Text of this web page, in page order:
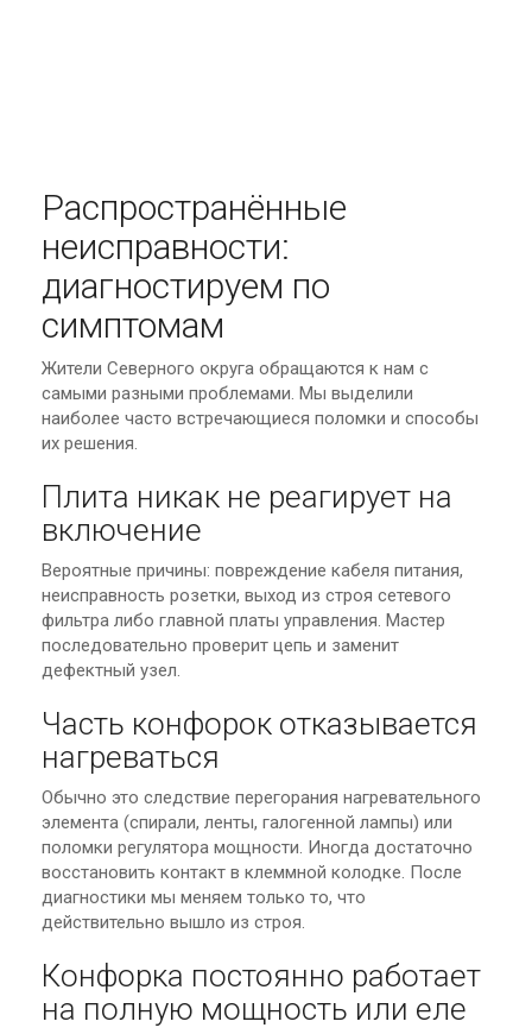
Распространённые
неисправности:
диагностируем по
симптомам
Жители Северного округа обращаются к нам с
самыми разными проблемами. Мы выделили
наиболее часто встречающиеся поломки и способы
их решения.
Плита никак не реагирует на
включение
Вероятные причины: повреждение кабеля питания,
неисправность розетки, выход из строя сетевого
фильтра либо главной платы управления. Мастер
последовательно проверит цепь и заменит
дефектный узел.
Часть конфорок отказывается
нагреваться
Обычно это следствие перегорания нагревательного
элемента (спирали, ленты, галогенной лампы) или
поломки регулятора мощности. Иногда достаточно
восстановить контакт в клеммной колодке. После
диагностики мы меняем только то, что
действительно вышло из строя.
Конфорка постоянно работает
на полную мощность или еле